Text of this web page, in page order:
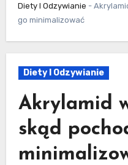
Diety I Odzywianie -
go minimalizować
Diety I Odzywianie
Akrylamid
skąd